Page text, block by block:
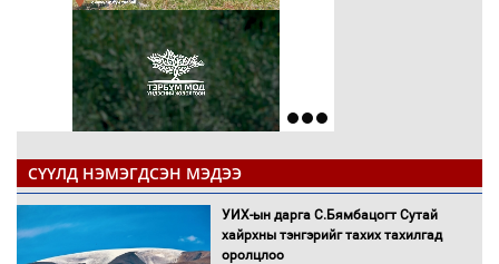
СҮҮЛД НЭМЭГДСЭН МЭДЭЭ
УИХ-ын дарга С.Бямбацогт Сутай
хайрхны тэнгэрийг тахих тахилгад
оролцлоо